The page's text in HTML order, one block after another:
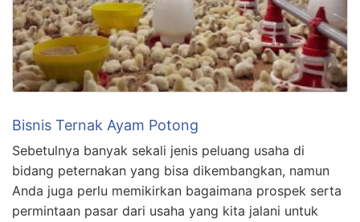
Bisnis Ternak Ayam Potong
Sebetulnya banyak sekali jenis peluang usaha di
bidang peternakan yang bisa dikembangkan, namun
Anda juga perlu memikirkan bagaimana prospek serta
permintaan pasar dari usaha yang kita jalani untuk